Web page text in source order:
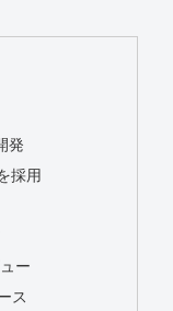
発
採用
ー
ス